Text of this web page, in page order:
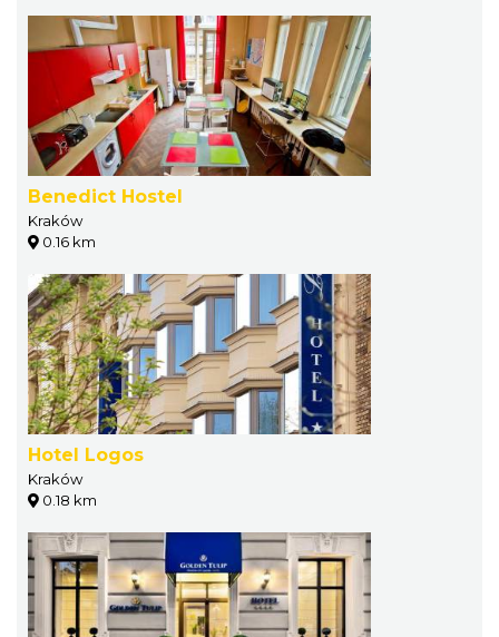
Benedict Hostel
Kraków
0.16 km
Hotel Logos
Kraków
0.18 km